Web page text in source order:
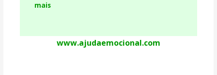
mais
www.ajudaemocional.com